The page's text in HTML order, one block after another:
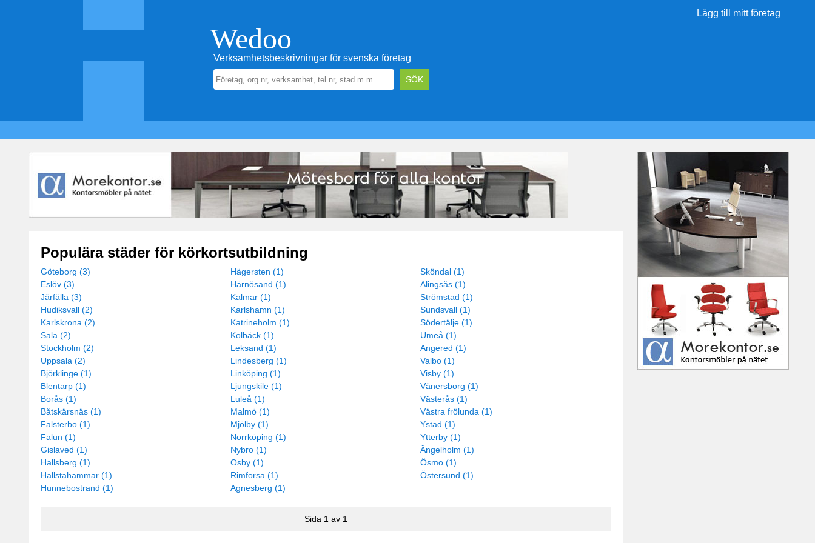
Lägg till mitt företag
Wedoo
Verksamhetsbeskrivningar för svenska företag
Populära städer för körkortsutbildning
Göteborg (3)
Eslöv (3)
Järfälla (3)
Hudiksvall (2)
Karlskrona (2)
Sala (2)
Stockholm (2)
Uppsala (2)
Björklinge (1)
Blentarp (1)
Borås (1)
Båtskärsnäs (1)
Falsterbo (1)
Falun (1)
Gislaved (1)
Hallsberg (1)
Hallstahammar (1)
Hunnebostrand (1)
Hägersten (1)
Härnösand (1)
Kalmar (1)
Karlshamn (1)
Katrineholm (1)
Kolbäck (1)
Leksand (1)
Lindesberg (1)
Linköping (1)
Ljungskile (1)
Luleå (1)
Malmö (1)
Mjölby (1)
Norrköping (1)
Nybro (1)
Osby (1)
Rimforsa (1)
Agnesberg (1)
Sköndal (1)
Alingsås (1)
Strömstad (1)
Sundsvall (1)
Södertälje (1)
Umeå (1)
Angered (1)
Valbo (1)
Visby (1)
Vänersborg (1)
Västerås (1)
Västra frölunda (1)
Ystad (1)
Ytterby (1)
Ängelholm (1)
Ösmo (1)
Östersund (1)
Sida 1 av 1